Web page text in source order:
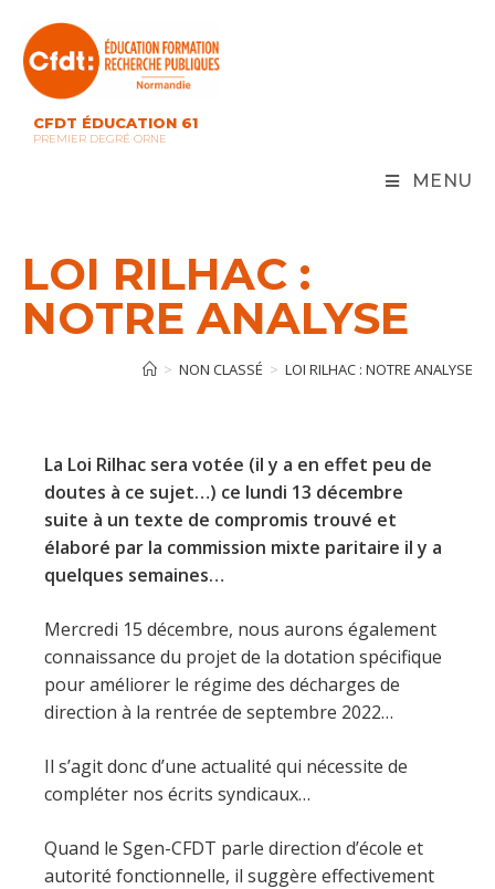
content
CFDT ÉDUCATION 61
PREMIER DEGRÉ ORNE
MENU
LOI RILHAC :
NOTRE ANALYSE
> NON CLASSÉ > LOI RILHAC : NOTRE ANALYSE
La Loi Rilhac sera votée (il y a en effet peu de
doutes à ce sujet…) ce lundi 13 décembre
suite à un texte de compromis trouvé et
élaboré par la commission mixte paritaire il y a
quelques semaines…
Mercredi 15 décembre, nous aurons également
connaissance du projet de la dotation spécifique
pour améliorer le régime des décharges de
direction à la rentrée de septembre 2022…
Il s’agit donc d’une actualité qui nécessite de
compléter nos écrits syndicaux…
Quand le Sgen-CFDT parle direction d’école et
autorité fonctionnelle, il suggère effectivement